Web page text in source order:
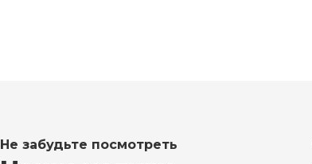
Не забудьте посмотреть